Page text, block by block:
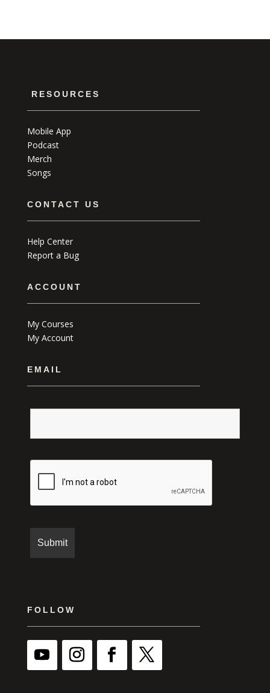
RESOURCES
Mobile App
Podcast
Merch
Songs
CONTACT US
Help Center
Report a Bug
ACCOUNT
My Courses
My Account
EMAIL
FOLLOW